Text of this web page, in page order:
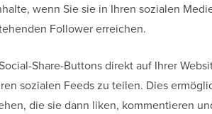
wenn Sie sie in Ihren sozialen
Follower erreichen.
Share-Buttons direkt auf Ihrer
sozialen Feeds zu teilen. Dies
die sie dann liken, kommentieren